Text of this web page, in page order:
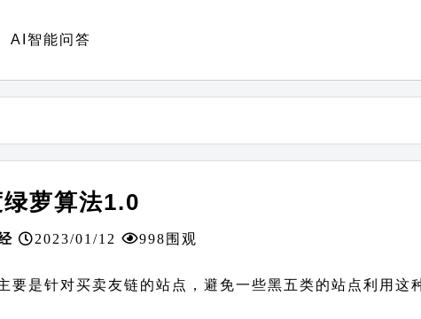
AI智能问答
萝算法1.0
2023/01/12 998围观
是针对买卖友链的站点，避免一些黑五类的站点利用这